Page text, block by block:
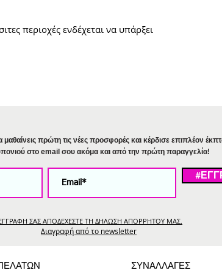
περιοχές ενδέχεται να υπάρξει
πρώτη τις νέες προσφορές και κέρδισε επιπλέον
στο email σου ακόμα και από την πρώτη παραγγελία!
ΣΑΣ ΑΠΟΔΕΧΕΣΤΕ ΤΗ ΔΗΛΩΣΗ ΑΠΟΡΡΗΤΟΥ ΜΑΣ.
Διαγραφή από το newsletter
ΣΥΝΑΛΛΑΓΕΣ